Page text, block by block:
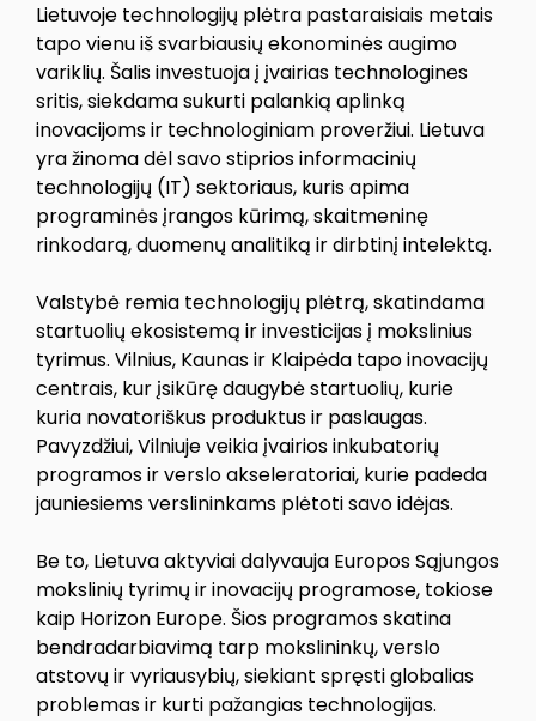
Lietuvoje technologijų plėtra pastaraisiais metais
tapo vienu iš svarbiausių ekonominės augimo
variklių. Šalis investuoja į įvairias technologines
sritis, siekdama sukurti palankią aplinką
inovacijoms ir technologiniam proveržiui. Lietuva
yra žinoma dėl savo stiprios informacinių
technologijų (IT) sektoriaus, kuris apima
programinės įrangos kūrimą, skaitmeninę
rinkodarą, duomenų analitiką ir dirbtinį intelektą.
Valstybė remia technologijų plėtrą, skatindama
startuolių ekosistemą ir investicijas į mokslinius
tyrimus. Vilnius, Kaunas ir Klaipėda tapo inovacijų
centrais, kur įsikūrę daugybė startuolių, kurie
kuria novatoriškus produktus ir paslaugas.
Pavyzdžiui, Vilniuje veikia įvairios inkubatorių
programos ir verslo akseleratoriai, kurie padeda
jauniesiems verslininkams plėtoti savo idėjas.
Be to, Lietuva aktyviai dalyvauja Europos Sąjungos
mokslinių tyrimų ir inovacijų programose, tokiose
kaip Horizon Europe. Šios programos skatina
bendradarbiavimą tarp mokslininkų, verslo
atstovų ir vyriausybių, siekiant spręsti globalias
problemas ir kurti pažangias technologijas.